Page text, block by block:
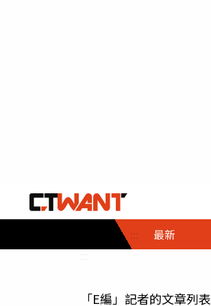
::: 最新
社會首頁
時事
調查
娛樂首頁
即時
專題
「E編」記者的文章列表